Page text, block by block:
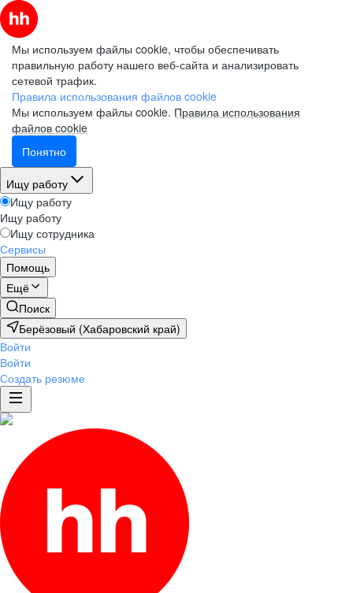
Мы используем файлы cookie, чтобы обеспечивать
правильную работу нашего веб-сайта и анализировать
сетевой трафик.
Правила использования файлов cookie
Мы используем файлы cookie. Правила использования
файлов cookie
Понятно
Ищу работу
Ищу работу
Ищу работу
Ищу сотрудника
Сервисы
Помощь
Ещё
Поиск
Берёзовый (Хабаровский край)
Войти
Войти
Создать резюме